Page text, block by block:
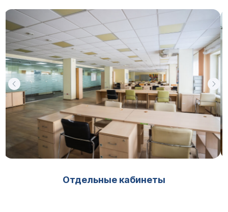
Отдельные кабинеты